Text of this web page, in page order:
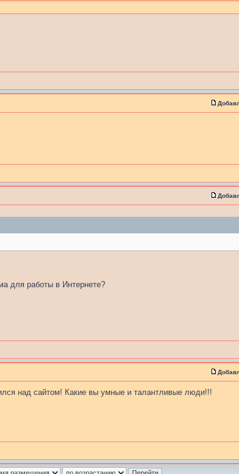
для работы в Интернете?
над сайтом! Какие вы умные и талантливые люди!!!